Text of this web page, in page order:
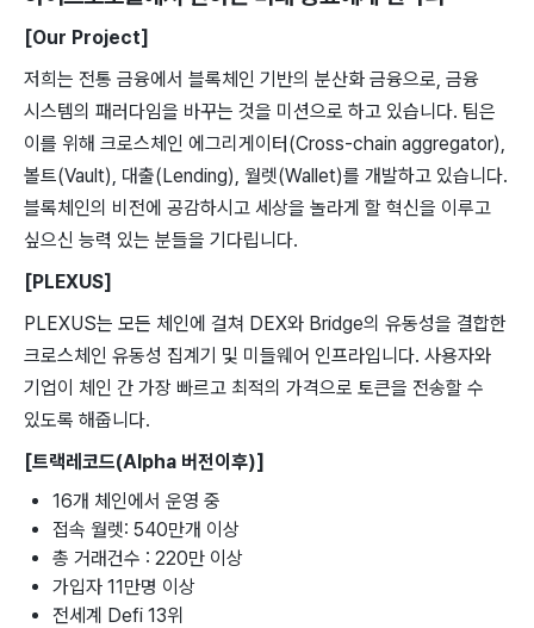
[Our Project]
저희는 전통 금융에서 블록체인 기반의 분산화 금융으로, 금융
시스템의 패러다임을 바꾸는 것을 미션으로 하고 있습니다. 팀은
이를 위해 크로스체인 에그리게이터(Cross-chain aggregator),
볼트(Vault), 대출(Lending), 월렛(Wallet)를 개발하고 있습니다.
블록체인의 비전에 공감하시고 세상을 놀라게 할 혁신을 이루고
싶으신 능력 있는 분들을 기다립니다.
[PLEXUS]
PLEXUS는 모든 체인에 걸쳐 DEX와 Bridge의 유동성을 결합한
크로스체인 유동성 집계기 및 미들웨어 인프라입니다. 사용자와
기업이 체인 간 가장 빠르고 최적의 가격으로 토큰을 전송할 수
있도록 해줍니다.
[트랙레코드(Alpha 버전이후)]
16개 체인에서 운영 중
접속 월렛: 540만개 이상
총 거래건수 : 220만 이상
가입자 11만명 이상
전세계 Defi 13위